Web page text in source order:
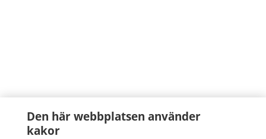
Den här webbplatsen använder
kakor